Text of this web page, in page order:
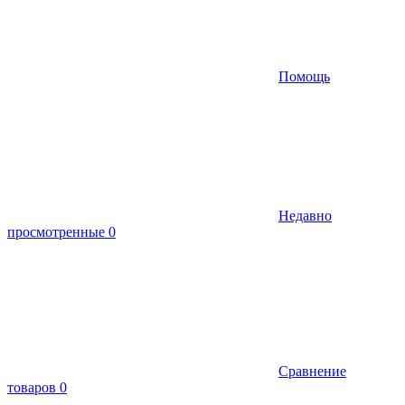
Помощь
Недавно
просмотренные 0
Сравнение
товаров 0